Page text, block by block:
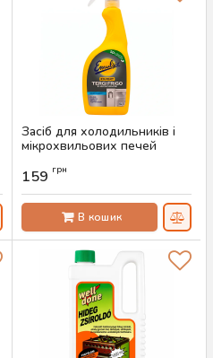
Засіб для холодильників і
мікрохвильових печей
Артикул:
159 грн
В кошик